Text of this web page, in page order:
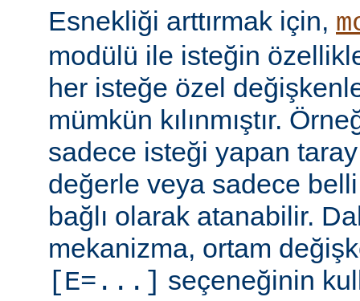
Esnekliği arttırmak için,
modülü ile isteğin
her isteğe özel
mümkün kılınmıştır.
sadece isteği yapan
değerle veya sadece belli
bağlı olarak atanabilir.
mekanizma, ortam
[E=...] seçeneğinin